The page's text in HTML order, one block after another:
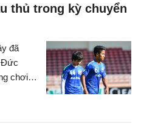
thủ trong kỳ chuyển
đã
Đức
chơi